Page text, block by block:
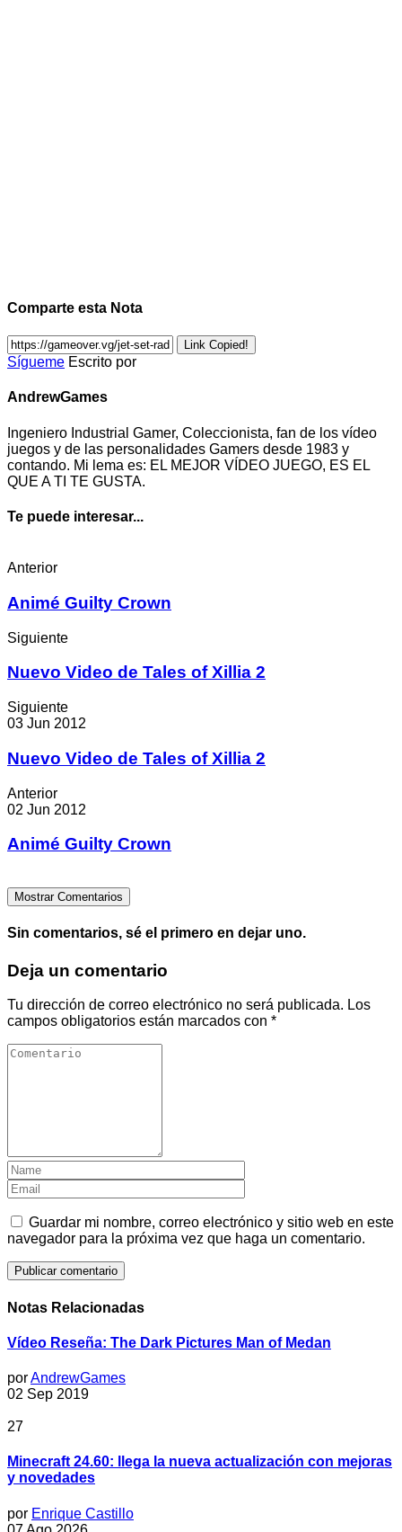
Comparte esta Nota
Link Copied!
Sígueme Escrito por
AndrewGames
Ingeniero Industrial Gamer, Coleccionista, fan de los vídeo
juegos y de las personalidades Gamers desde 1983 y
contando. Mi lema es: EL MEJOR VÍDEO JUEGO, ES EL
QUE A TI TE GUSTA.
Te puede interesar...
Anterior
Animé Guilty Crown
Siguiente
Nuevo Video de Tales of Xillia 2
Siguiente
03 Jun 2012
Nuevo Video de Tales of Xillia 2
Anterior
02 Jun 2012
Animé Guilty Crown
Mostrar Comentarios
Sin comentarios, sé el primero en dejar uno.
Deja un comentario
Tu dirección de correo electrónico no será publicada. Los
campos obligatorios están marcados con *
Guardar mi nombre, correo electrónico y sitio web en este
navegador para la próxima vez que haga un comentario.
Notas Relacionadas
Vídeo Reseña: The Dark Pictures Man of Medan
porAndrewGames
02 Sep 2019
27
Minecraft 24.60: llega la nueva actualización con mejoras
y novedades
por Enrique Castillo